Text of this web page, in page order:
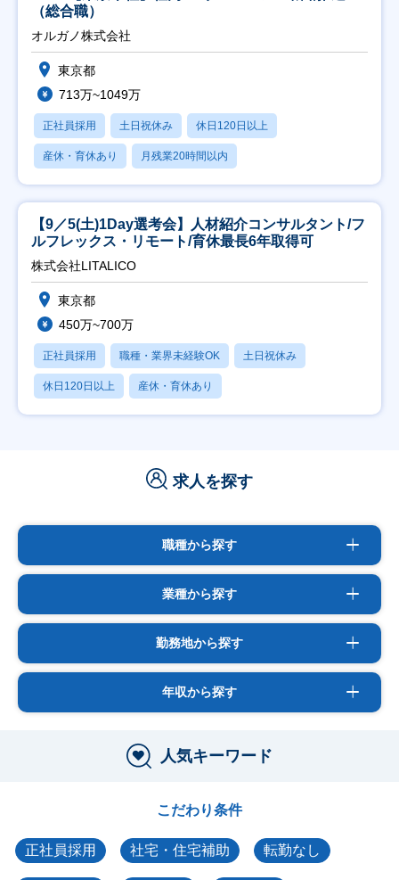
（総合職）
オルガノ株式会社
東京都
713万~1049万
正社員採用 土日祝休み 休日120日以上
産休・育休あり 月残業20時間以内
【9／5(土)1Day選考会】人材紹介コンサルタント/フ
ルフレックス・リモート/育休最長6年取得可
株式会社LITALICO
東京都
450万~700万
正社員採用 職種・業界未経験OK 土日祝休み
休日120日以上 産休・育休あり
求人を探す
職種から探す
業種から探す
勤務地から探す
年収から探す
人気キーワード
こだわり条件
正社員採用 社宅・住宅補助 転勤なし